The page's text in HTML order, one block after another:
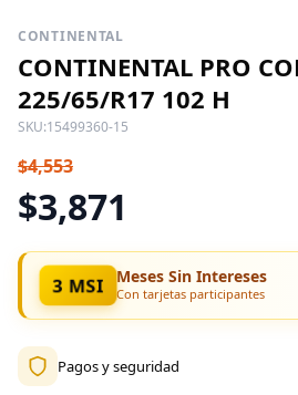
CONTINENTAL
CONTINENTAL PRO
225/65/R17 102 H
SKU:15499360-15
$4,553
$3,871
3 MSI Meses Sin Intereses
Con tarjetas participantes
Pagos y seguridad